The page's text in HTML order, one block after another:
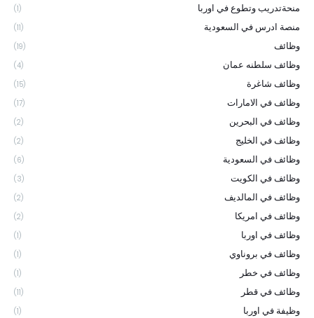
منحةتدريب وتطوع في اوربا (1)
منصة ادرس في السعودية (11)
وظائف (19)
وظائف سلطنه عمان (4)
وظائف شاغرة (15)
وظائف في الامارات (17)
وظائف في البحرين (2)
وظائف في الخليج (2)
وظائف في السعودية (6)
وظائف في الكويت (3)
وظائف في المالديف (2)
وظائف في امريكا (2)
وظائف في اوربا (1)
وظائف في بروناوي (1)
وظائف في خطر (1)
وظائف في قطر (11)
وظيفة في اوربا (1)